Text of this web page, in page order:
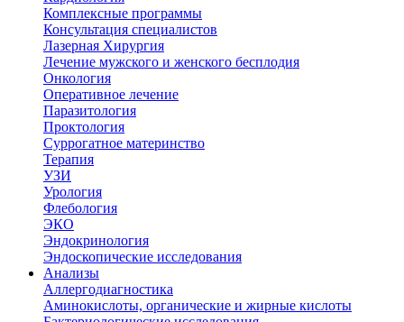
Комплексные программы
Консультация специалистов
Лазерная Хирургия
Лечение мужского и женского бесплодия
Онкология
Оперативное лечение
Паразитология
Проктология
Суррогатное материнство
Терапия
УЗИ
Урология
Флебология
ЭКО
Эндокринология
Эндоскопические исследования
Анализы
Аллергодиагностика
Аминокислоты, органические и жирные кислоты